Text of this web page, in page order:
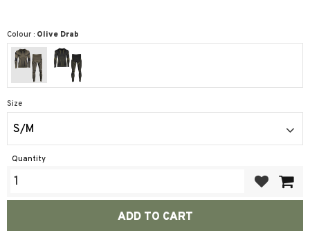
Colour : Olive Drab
Size
S/M
Quantity